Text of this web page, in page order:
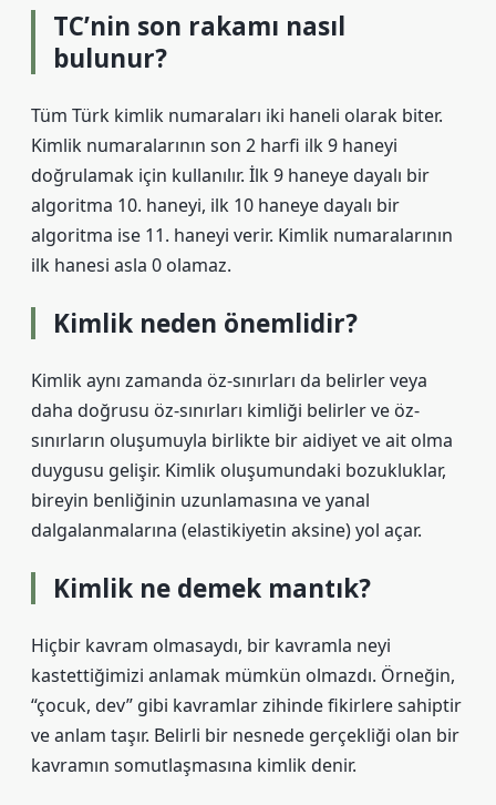
TC’nin son rakamı nasıl
bulunur?
Tüm Türk kimlik numaraları iki haneli olarak biter.
Kimlik numaralarının son 2 harfi ilk 9 haneyi
doğrulamak için kullanılır. İlk 9 haneye dayalı bir
algoritma 10. haneyi, ilk 10 haneye dayalı bir
algoritma ise 11. haneyi verir. Kimlik numaralarının
ilk hanesi asla 0 olamaz.
Kimlik neden önemlidir?
Kimlik aynı zamanda öz-sınırları da belirler veya
daha doğrusu öz-sınırları kimliği belirler ve öz-
sınırların oluşumuyla birlikte bir aidiyet ve ait olma
duygusu gelişir. Kimlik oluşumundaki bozukluklar,
bireyin benliğinin uzunlamasına ve yanal
dalgalanmalarına (elastikiyetin aksine) yol açar.
Kimlik ne demek mantık?
Hiçbir kavram olmasaydı, bir kavramla neyi
kastettiğimizi anlamak mümkün olmazdı. Örneğin,
“çocuk, dev” gibi kavramlar zihinde fikirlere sahiptir
ve anlam taşır. Belirli bir nesnede gerçekliği olan bir
kavramın somutlaşmasına kimlik denir.